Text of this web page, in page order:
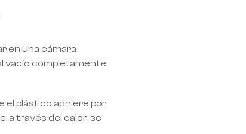
en una cámara
vacío completamente.
el plástico adhiere por
a través del calor, se